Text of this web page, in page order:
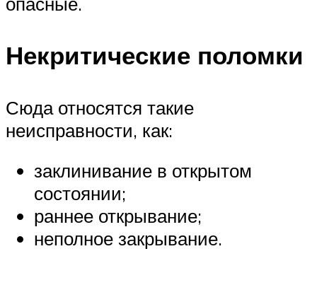
Меню
Некритические поломки
Сюда относятся такие
неисправности, как:
заклинивание в открытом
состоянии;
раннее открывание;
неполное закрывание.